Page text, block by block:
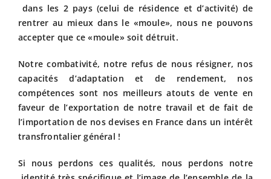
dans les 2 pays (celui de résidence et d’activité) de
rentrer au mieux dans le «moule», nous ne pouvons
accepter que ce «moule» soit détruit.
Notre combativité, notre refus de nous résigner, nos
capacités d’adaptation et de rendement, nos
compétences sont nos meilleurs atouts de vente en
faveur de l’exportation de notre travail et de fait de
l’importation de nos devises en France dans un intérêt
transfrontalier général !
Si nous perdons ces qualités, nous perdons notre